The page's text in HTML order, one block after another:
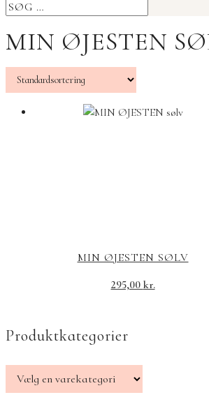
MIN ØJESTEN
MIN ØJESTEN SØLV
295,00 kr.
Produktkategorier